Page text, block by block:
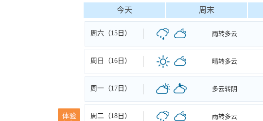
今天 周末
周六（15日） 雨转多云
周日（16日） 晴转多云
周一（17日） 多云转阴
周二（18日） 雨转多云